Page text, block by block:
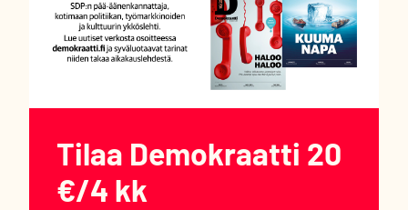
Tilaa Demokraatti 20
€/4 kk